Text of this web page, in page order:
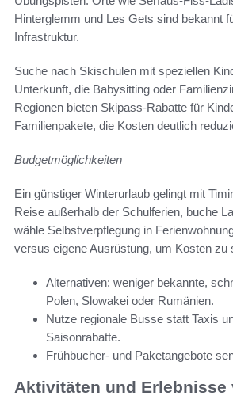
Hinterglemm und Les Gets sind bekannt
Infrastruktur.
Suche nach Skischulen mit speziellen
Unterkunft, die Babysitting oder
Regionen bieten Skipass-Rabatte für
Familienpakete, die Kosten deutlich
Budgetmöglichkeiten
Ein günstiger Winterurlaub gelingt mit
Reise außerhalb der Schulferien, buche
wähle Selbstverpflegung in
versus eigene Ausrüstung, um Kosten zu
Alternativen: weniger bekannte,
Polen, Slowakei oder Rumänien.
Nutze regionale Busse statt Taxis
Saisonrabatte.
Frühbucher- und Paketangebote
Aktivitäten und Erlebnisse